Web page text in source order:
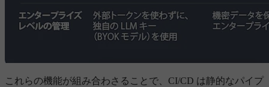
これらの機能が組み合わさることで、CI/CD は静的なパイプ